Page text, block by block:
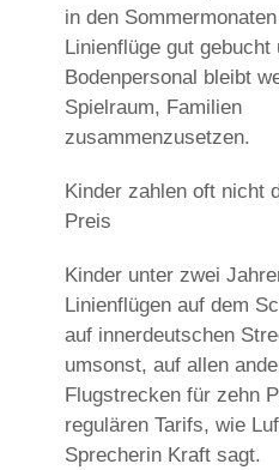
in den
Linienflüge gut gebucht
Bodenpersonal bleibt
Spielraum, Familien
zusammenzusetzen.
Kinder zahlen oft nicht
Preis
Kinder unter zwei
Linienflügen auf dem
auf innerdeutschen
umsonst, auf allen
Flugstrecken für zehn
regulären Tarifs, wie
Sprecherin Kraft sagt.